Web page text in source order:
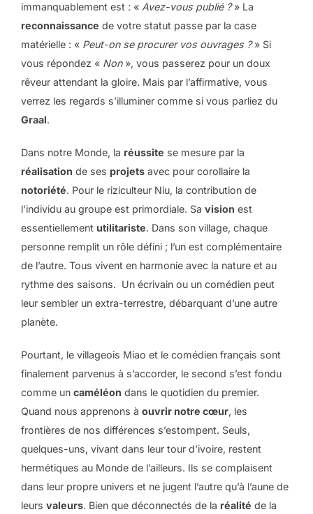
immanquablement est : « Avez-vous publié ?» La
reconnaissance de votre statut passe par la case
matérielle : « Peut-on se procurer vos ouvrages ?» Si
vous répondez « Non», vous passerez pour un doux
rêveur attendant la gloire. Mais par l’affirmative, vous
verrez les regards s’illuminer comme si vous parliez du
Graal.
Dans notre Monde, la réussite se mesure par la
réalisation de ses projets avec pour corollaire la
notoriété. Pour le riziculteur Niu, la contribution de
l’individu au groupe est primordiale. Sa vision est
essentiellement utilitariste. Dans son village, chaque
personne remplit un rôle défini ; l’un est complémentaire
de l’autre. Tous vivent en harmonie avec la nature et au
rythme des saisons. Un écrivain ou un comédien peut
leur sembler un extra-terrestre, débarquant d’une autre
planète.
Pourtant, le villageois Miao et le comédien français sont
finalement parvenus à s’accorder, le second s’est fondu
comme un caméléon dans le quotidien du premier.
Quand nous apprenons à ouvrir notre cœur, les
frontières de nos différences s’estompent. Seuls,
quelques-uns, vivant dans leur tour d’ivoire, restent
hermétiques au Monde de l’ailleurs. Ils se complaisent
dans leur propre univers et ne jugent l’autre qu’à l’aune de
leurs valeurs. Bien que déconnectés de la réalité de la